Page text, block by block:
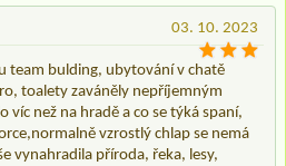
03. 10. 2023
team bulding, ubytování v chatě
toalety zaváněly nepříjemným
víc než na hradě a co se týká spaní,
vzrostlý chlap se nemá
vynahradila příroda, řeka, lesy,